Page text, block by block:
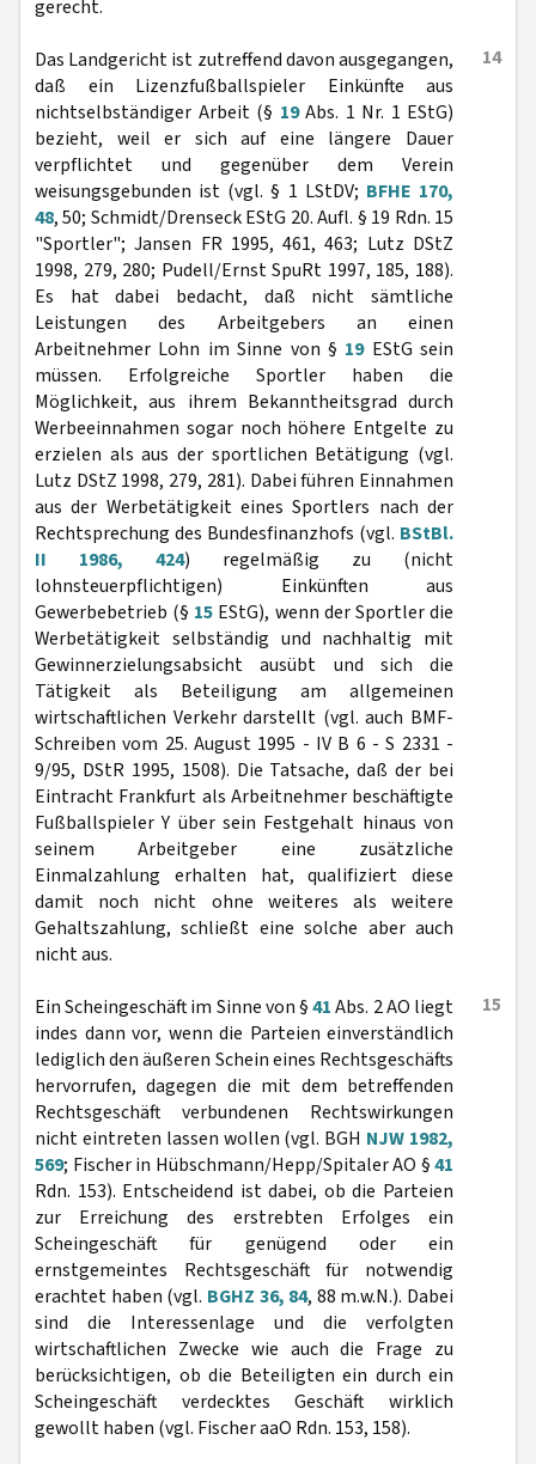
gerecht.
14
Das Landgericht ist zutreffend davon ausgegangen,
daß ein Lizenzfußballspieler Einkünfte aus
nichtselbständiger Arbeit (§ 19Abs. 1 Nr. 1 EStG)
bezieht, weil er sich auf eine längere Dauer
verpflichtet und gegenüber dem Verein
weisungsgebunden ist (vgl. § 1 LStDV; BFHE 170,
48, 50; Schmidt/Drenseck EStG 20. Aufl. § 19 Rdn. 15
"Sportler"; Jansen FR 1995, 461, 463; Lutz DStZ
1998, 279, 280; Pudell/Ernst SpuRt 1997, 185, 188).
Es hat dabei bedacht, daß nicht sämtliche
Leistungen des Arbeitgebers an einen
Arbeitnehmer Lohn im Sinne von § 19EStG sein
müssen. Erfolgreiche Sportler haben die
Möglichkeit, aus ihrem Bekanntheitsgrad durch
Werbeeinnahmen sogar noch höhere Entgelte zu
erzielen als aus der sportlichen Betätigung (vgl.
Lutz DStZ 1998, 279, 281). Dabei führen Einnahmen
aus der Werbetätigkeit eines Sportlers nach der
Rechtsprechung des Bundesfinanzhofs (vgl. BStBl.
II 1986, 424) regelmäßig zu (nicht
lohnsteuerpflichtigen) Einkünften aus
Gewerbebetrieb (§ 15 EStG), wenn der Sportler die
Werbetätigkeit selbständig und nachhaltig mit
Gewinnerzielungsabsicht ausübt und sich die
Tätigkeit als Beteiligung am allgemeinen
wirtschaftlichen Verkehr darstellt (vgl. auch BMF-
Schreiben vom 25. August 1995 - IV B 6 - S 2331 -
9/95, DStR 1995, 1508). Die Tatsache, daß der bei
Eintracht Frankfurt als Arbeitnehmer beschäftigte
Fußballspieler Y über sein Festgehalt hinaus von
seinem Arbeitgeber eine zusätzliche
Einmalzahlung erhalten hat, qualifiziert diese
damit noch nicht ohne weiteres als weitere
Gehaltszahlung, schließt eine solche aber auch
nicht aus.
15
Ein Scheingeschäft im Sinne von §41Abs. 2 AO liegt
indes dann vor, wenn die Parteien einverständlich
lediglich den äußeren Schein eines Rechtsgeschäfts
hervorrufen, dagegen die mit dem betreffenden
Rechtsgeschäft verbundenen Rechtswirkungen
nicht eintreten lassen wollen (vgl. BGH NJW 1982,
569; Fischer in Hübschmann/Hepp/Spitaler AO §41
Rdn. 153). Entscheidend ist dabei, ob die Parteien
zur Erreichung des erstrebten Erfolges ein
Scheingeschäft für genügend oder ein
ernstgemeintes Rechtsgeschäft für notwendig
erachtet haben (vgl. BGHZ 36, 84, 88 m.w.N.). Dabei
sind die Interessenlage und die verfolgten
wirtschaftlichen Zwecke wie auch die Frage zu
berücksichtigen, ob die Beteiligten ein durch ein
Scheingeschäft verdecktes Geschäft wirklich
gewollt haben (vgl. Fischer aaO Rdn. 153, 158).